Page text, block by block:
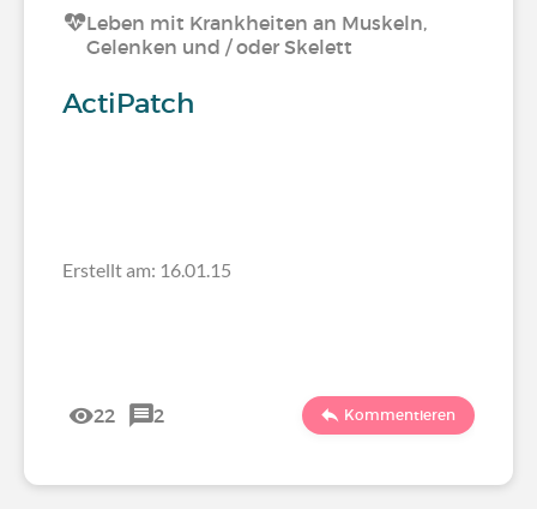
Leben mit Krankheiten an Muskeln,
Gelenken und / oder Skelett
ActiPatch
Erstellt am: 16.01.15
22 2 Kommentieren